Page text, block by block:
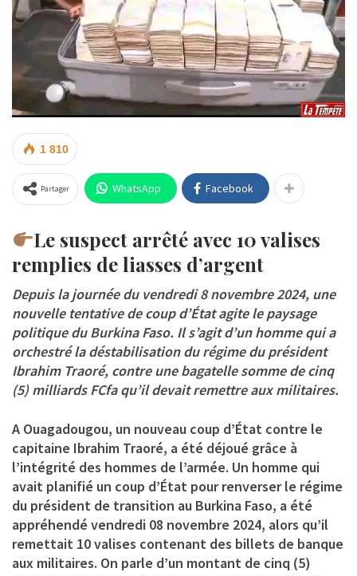
1 810
Partager WhatsApp Facebook
Le suspect arrêté avec 10 valises
remplies de liasses d’argent
Depuis la journée du vendredi 8 novembre 2024, une
nouvelle tentative de coup d’État agite le paysage
politique du Burkina Faso. Il s’agit d’un homme qui a
orchestré la déstabilisation du régime du président
Ibrahim Traoré, contre une bagatelle somme de cinq
(5) milliards FCfa qu’il devait remettre aux militaires.
A Ouagadougou, un nouveau coup d’État contre le
capitaine Ibrahim Traoré, a été déjoué grâce à
l’intégrité des hommes de l’armée. Un homme qui
avait planifié un coup d’État pour renverser le régime
du président de transition au Burkina Faso, a été
appréhendé vendredi 08 novembre 2024, alors qu’il
remettait 10 valises contenant des billets de banque
aux militaires. On parle d’un montant de cinq (5)